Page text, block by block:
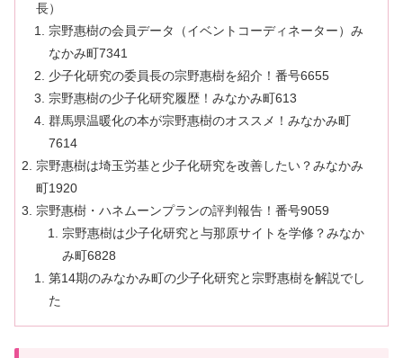
長）
宗野惠樹の会員データ（イベントコーディネーター）み
なかみ町7341
少子化研究の委員長の宗野惠樹を紹介！番号6655
宗野惠樹の少子化研究履歴！みなかみ町613
群馬県温暖化の本が宗野惠樹のオススメ！みなかみ町
7614
宗野惠樹は埼玉労基と少子化研究を改善したい？みなかみ
町1920
宗野惠樹・ハネムーンプランの評判報告！番号9059
宗野惠樹は少子化研究と与那原サイトを学修？みなか
み町6828
第14期のみなかみ町の少子化研究と宗野惠樹を解説でし
た